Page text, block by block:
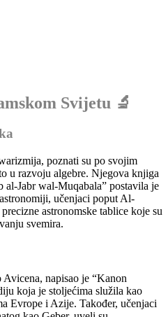
Svijetu 🔬
poznati su po svojim
u razvoju algebre. Njegova knjiga
Jabr wal-Muqabala” postavila je
učenjaci poput Al-
astronomske tablice koje su
svemira.
napisao je “Kanon
koja je stoljećima služila kao
Evrope i Azije. Također, učenjaci